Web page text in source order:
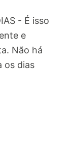
- É isso
e
Não há
os dias